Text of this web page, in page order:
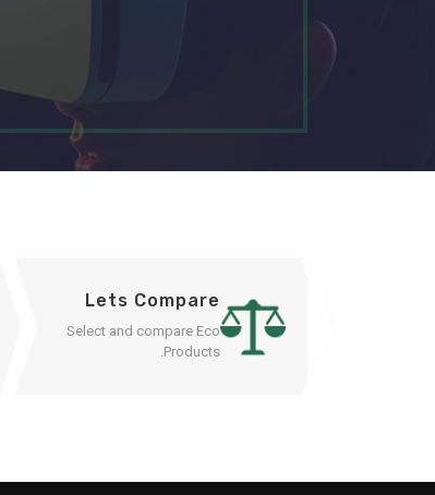
Lets Compare
Select and compare Eco
Products.